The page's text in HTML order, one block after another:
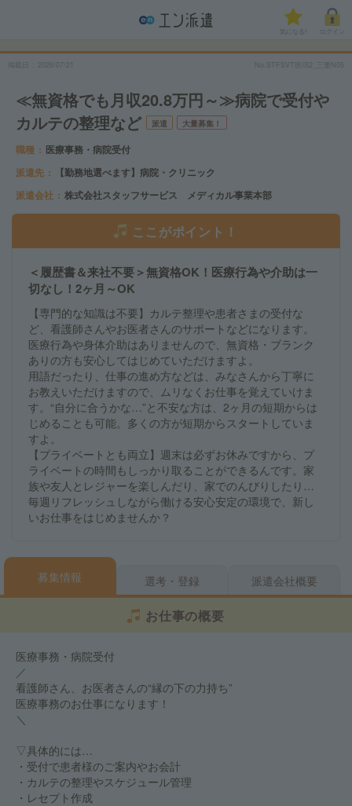
気になる!
2026/07/21 No.STFSVT医IS2_三重N05
≪無資格でも月収20.8万円～≫病院で受付や
カルテの整理など
派遣 大量募集！
職種
医療事務・病院受付
派遣先
【勤務地選べます】病院・クリニック
派遣会社
株式会社スタッフサービス メディカル事業本部
ここがポイント！
＜履歴書＆来社不要＞無資格OK！医療行為や介助は一
切なし！2ヶ月～OK
【専門的な知識は不要】カルテ整理や患者さまの受付な
ど、看護師さんやお医者さんのサポートなどになります。
医療行為や身体介助はありませんので、無資格・ブランク
ありの方も安心してはじめていただけますよ。
用語だったり、仕事の進め方などは、みなさんから丁寧に
お教えいただけますので、ムリなくお仕事を覚えていけま
す。“自分に合うかな…”と不安な方は、2ヶ月の短期からは
じめることも可能。多くの方が短期からスタートしていま
すよ。
【プライベートとも両立】週末は必ずお休みですから、プ
ライベートの時間もしっかり取ることができるんです。家
族や友人とレジャーを楽しんだり、家でのんびりしたり…
毎週リフレッシュしながら働ける安心安定の環境で、新し
いお仕事をはじめませんか？
募集情報 選考・登録 派遣会社概要
お仕事の概要
医療事務・病院受付
／
看護師さん、お医者さんの“縁の下の力持ち”
医療事務のお仕事になります！
＼
▽具体的には…
・受付で患者様のご案内やお会計
・カルテの整理やスケジュール管理
・レセプト作成